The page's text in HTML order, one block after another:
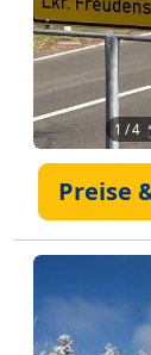
1 / 4
Preise